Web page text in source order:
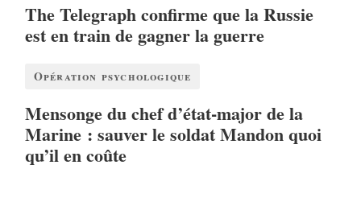
The Telegraph confirme que la Russie
est en train de gagner la guerre
Opération psychologique
Mensonge du chef d’état-major de la
Marine : sauver le soldat Mandon quoi
qu’il en coûte